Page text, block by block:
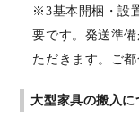
※3基本開梱・設
要です。発送準
ただきます。ご
大型家具の搬入に